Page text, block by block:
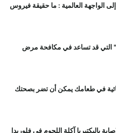
الواجهة العالمية : ما حقيقة فيروس
التي قد تساعد في مكافحة مرض
بالبكتيريا آكلة اللحوم في فلوريدا